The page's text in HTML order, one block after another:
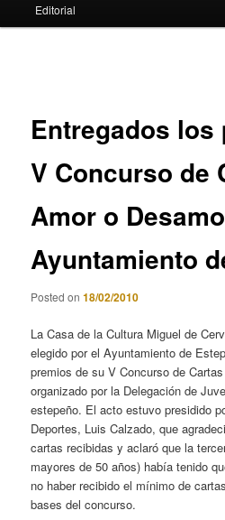
Editorial
Entregados los
V Concurso de
Amor o
Ayuntamiento
Posted on18/02/2010
La Casa de la Cultura Miguel de
elegido por el Ayuntamiento de
premios de su V Concurso de
organizado por la Delegación de
estepeño. El acto estuvo presidido
Deportes, Luis Calzado, que
cartas recibidas y aclaró que la
mayores de 50 años) había tenido
no haber recibido el mínimo de
bases del concurso.